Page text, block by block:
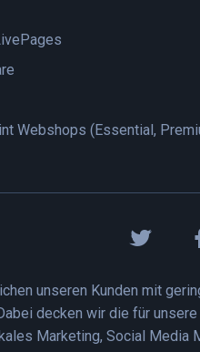
Webshops (Essential,
unseren Kunden mit
decken wir die für
Marketing, Social Media